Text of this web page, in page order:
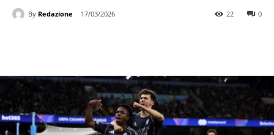
By Redazione 17/03/2026 0
22